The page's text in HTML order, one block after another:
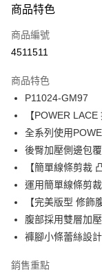
信用卡一次付款
信用卡分期付款
合作金庫商業銀行
華南商業銀行
上海商業儲蓄銀行
國泰世華商業銀行
臺灣中小企業銀行
匯豐（台灣）商業銀
聯邦商業銀行
元大商業銀行
玉山商業銀行
台新國際商業銀行
台灣樂天信用卡公司
LINE Pay
Apple Pay
悠遊付
AFTEE先享後付
相關說明
AFTEE先享後付是「
ATM付款
商品特色
商品編號
4511511
商品特色
P11024-GM97
【POWER LACE
全系列使用
後臀加壓側邊包
【簡單線條剪裁
運用簡單線條剪
【完美版型 修飾
腹部採用雙層加
褲腳小條蕾絲設
銷售重點